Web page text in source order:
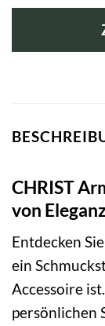
CHRIST
von
Entdecken
ein
Accessoire
persönlichen